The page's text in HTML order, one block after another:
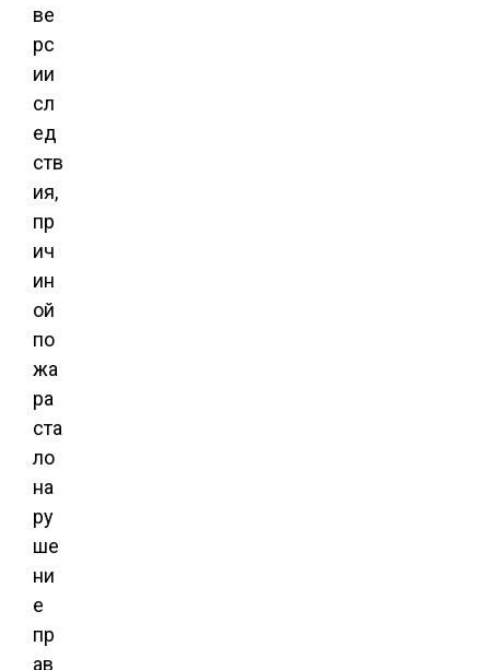
ве
рс
ии
сл
ед
ств
ия,
пр
ич
ин
ой
по
жа
ра
ста
ло
на
ру
ше
ни
е
пр
ав